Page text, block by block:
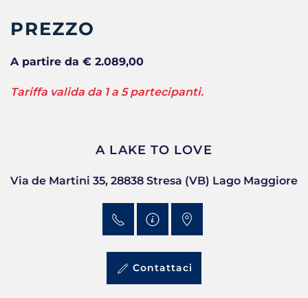
PREZZO
A partire da € 2.089,00
Tariffa valida da 1 a 5 partecipanti.
A LAKE TO LOVE
Via de Martini 35, 28838 Stresa (VB) Lago Maggiore
Contattaci